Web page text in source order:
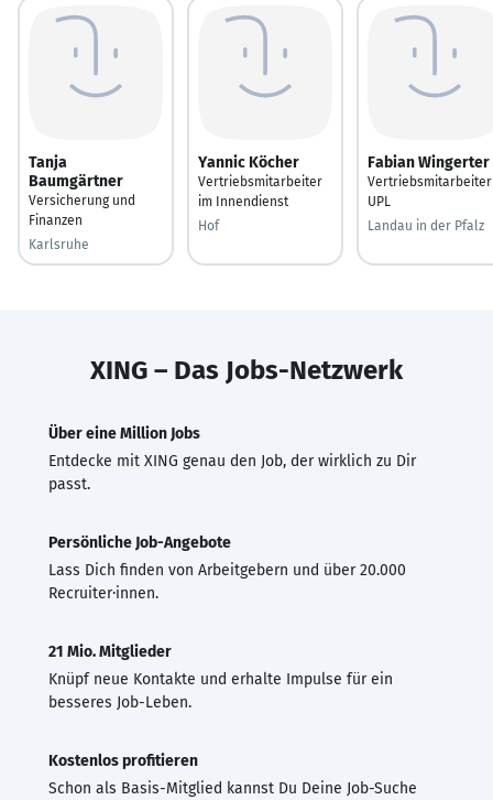
Tanja
Baumgärtner
Versicherung und
Finanzen
Karlsruhe
Yannic Köcher
Vertriebsmitarbeiter
im Innendienst
Hof
Fabian Wingerter
Vertriebsmitarbeiter
UPL
Landau in der Pfalz
XING – Das Jobs-Netzwerk
Über eine Million Jobs
Entdecke mit XING genau den Job, der wirklich zu Dir
passt.
Persönliche Job-Angebote
Lass Dich finden von Arbeitgebern und über 20.000
Recruiter·innen.
21 Mio. Mitglieder
Knüpf neue Kontakte und erhalte Impulse für ein
besseres Job-Leben.
Kostenlos profitieren
Schon als Basis-Mitglied kannst Du Deine Job-Suche